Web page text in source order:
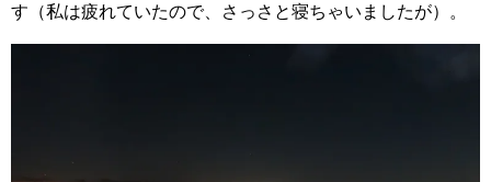
す（私は疲れていたので、さっさと寝ちゃいましたが）。